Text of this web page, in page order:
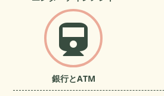
銀行とATM